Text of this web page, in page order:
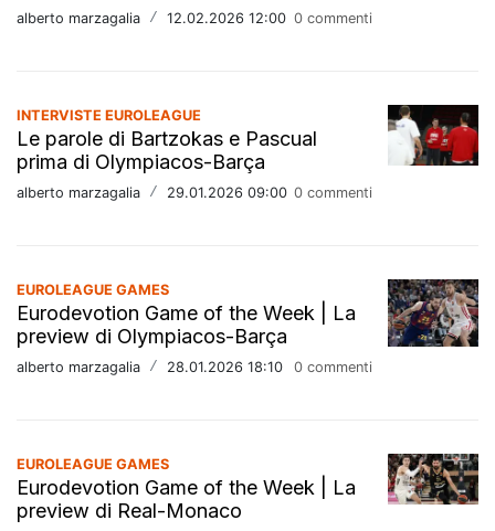
alberto marzagalia / 12.02.2026 12:00 0 commenti
INTERVISTE EUROLEAGUE
Le parole di Bartzokas e Pascual
prima di Olympiacos-Barça
alberto marzagalia / 29.01.2026 09:00 0 commenti
EUROLEAGUE GAMES
Eurodevotion Game of the Week | La
preview di Olympiacos-Barça
alberto marzagalia / 28.01.2026 18:10 0 commenti
EUROLEAGUE GAMES
Eurodevotion Game of the Week | La
preview di Real-Monaco